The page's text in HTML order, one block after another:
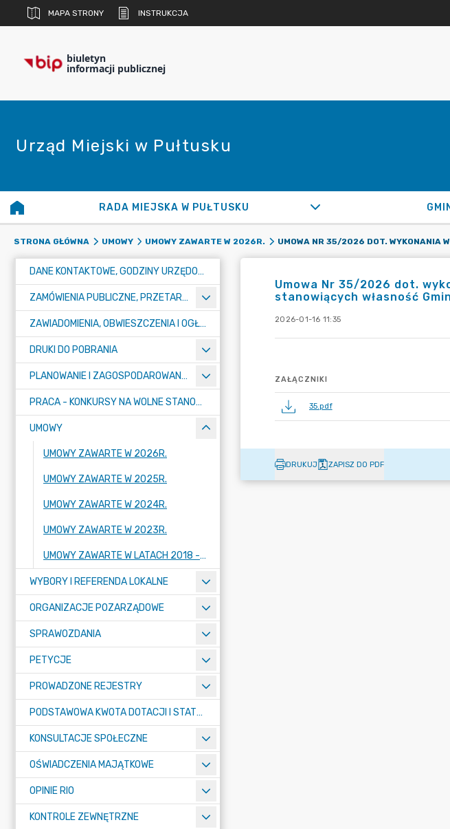
MAPA STRONY INSTRUKCJA
biuletyn
informacji publicznej
Urząd Miejski w Pułtusku
RADA MIEJSKA W PUŁTUSKU
STRONA GŁÓWNA UMOWY UMOWY ZAWARTE W 2026R.
DANE KONTAKTOWE, GODZINY URZĘDOWANIA I NUMER KONTA BANKOWEGO
ZAMÓWIENIA PUBLICZNE, PRZETARGI, KONKURSY
ZAWIADOMIENIA, OBWIESZCZENIA I OGŁOSZENIA
DRUKI DO POBRANIA
PLANOWANIE I ZAGOSPODAROWANIE PRZESTRZENNE
PRACA - KONKURSY NA WOLNE STANOWISKA
UMOWY
UMOWY ZAWARTE W 2026R.
UMOWY ZAWARTE W 2025R.
UMOWY ZAWARTE W 2024R.
UMOWY ZAWARTE W 2023R.
UMOWY ZAWARTE W LATACH 2018 - 2022
WYBORY I REFERENDA LOKALNE
ORGANIZACJE POZARZĄDOWE
SPRAWOZDANIA
PETYCJE
PROWADZONE REJESTRY
PODSTAWOWA KWOTA DOTACJI I STATYSTYCZNA LICZBA UCZNIÓW
KONSULTACJE SPOŁECZNE
OŚWIADCZENIA MAJĄTKOWE
OPINIE RIO
KONTROLE ZEWNĘTRZNE
Umowa Nr 35/2026 dot.
stanowiących własność
2026-01-16 11:35
ZAŁĄCZNIKI
35.pdf
DRUKUJ ZAPISZ DO PDF